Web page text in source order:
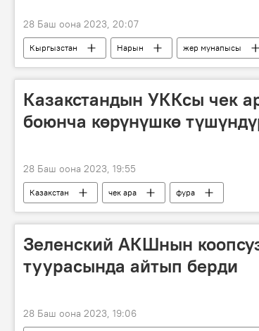
28 Баш оона 2023, 20:07
Кыргызстан Нарын жер мунапысы
Казакстандын УККсы чек
боюнча көрүнүшкө
28 Баш оона 2023, 19:55
Казакстан чек ара фура
Зеленский АКШнын
туурасында айтып берди
28 Баш оона 2023, 19:06